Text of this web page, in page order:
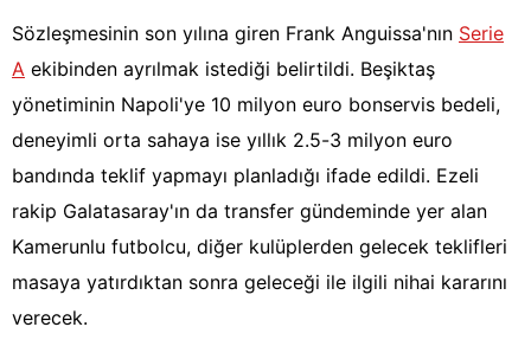
Sözleşmesinin son yılına giren Frank Anguissa'nın Serie
A ekibinden ayrılmak istediği belirtildi. Beşiktaş
yönetiminin Napoli'ye 10 milyon euro bonservis bedeli,
deneyimli orta sahaya ise yıllık 2.5-3 milyon euro
bandında teklif yapmayı planladığı ifade edildi. Ezeli
rakip Galatasaray'ın da transfer gündeminde yer alan
Kamerunlu futbolcu, diğer kulüplerden gelecek teklifleri
masaya yatırdıktan sonra geleceği ile ilgili nihai kararını
verecek.